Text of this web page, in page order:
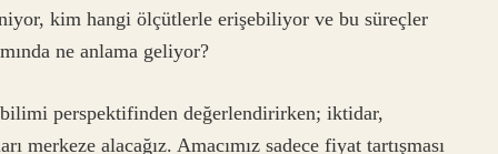
kim hangi ölçütlerle erişebiliyor ve bu süreçler
ne anlama geliyor?
perspektifinden değerlendirirken; iktidar,
alacağız. Amacımız sadece fiyat tartışması